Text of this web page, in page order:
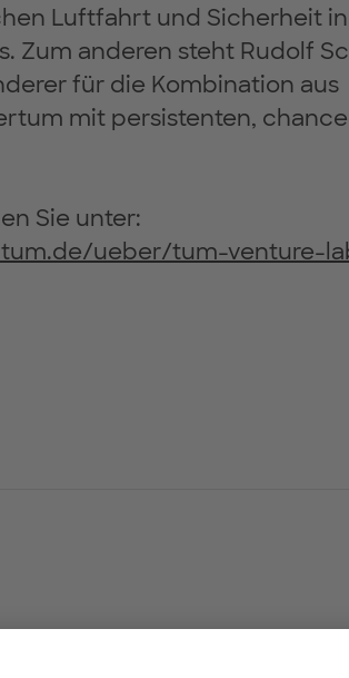
Luftfahrt und Sicherheit
Zum anderen steht Rudolf
für die Kombination aus
mit persistenten,
Sie unter:
ueber/tum-venture-